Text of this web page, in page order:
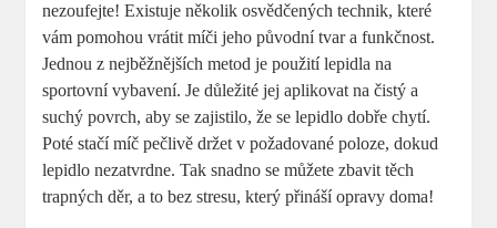
nezoufejte! Existuje několik osvědčených technik, které
vám pomohou vrátit míči jeho původní tvar a funkčnost.
Jednou z nejběžnějších metod je použití lepidla na
sportovní vybavení. Je důležité jej aplikovat na čistý a
suchý povrch, aby se zajistilo, že se lepidlo dobře chytí.
Poté stačí míč pečlivě držet v požadované poloze, dokud
lepidlo nezatvrdne. Tak snadno se můžete zbavit těch
trapných děr, a to bez stresu, který přináší opravy doma!